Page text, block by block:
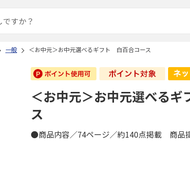
一般 ＜お中元＞お中元選べるギフト 白百合コース
＜お中元＞お中元選べる
ス
●商品内容／74ページ／約140点掲載 商品